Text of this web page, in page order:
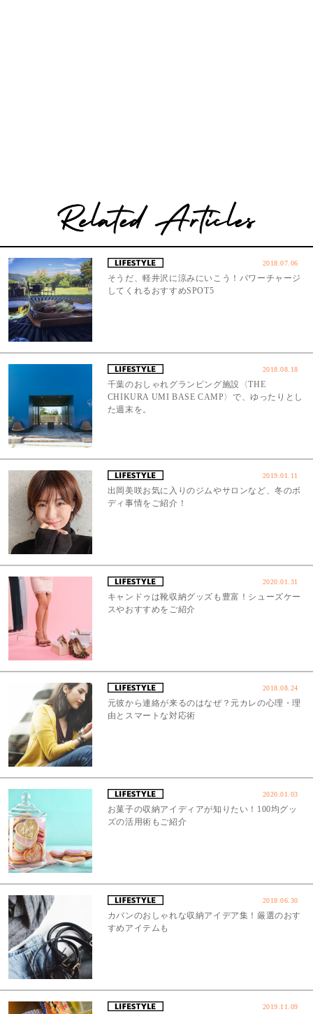
2018.07.06
そうだ、軽井沢に涼みにいこう！パワーチャージ
してくれるおすすめSPOT5
2018.08.18
千葉のおしゃれグランピング施設〈THE
CHIKURA UMI BASE CAMP〉で、ゆったりとし
た週末を。
2019.01.11
出岡美咲お気に入りのジムやサロンなど、冬のボ
ディ事情をご紹介！
2020.01.31
キャンドゥは靴収納グッズも豊富！シューズケー
スやおすすめをご紹介
2018.08.24
元彼から連絡が来るのはなぜ？元カレの心理・理
由とスマートな対応術
2020.01.03
お菓子の収納アイディアが知りたい！100均グッ
ズの活用術もご紹介
2018.06.30
カバンのおしゃれな収納アイデア集！厳選のおす
すめアイテムも
2019.11.09